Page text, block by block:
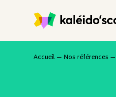
Accueil— Nos références —